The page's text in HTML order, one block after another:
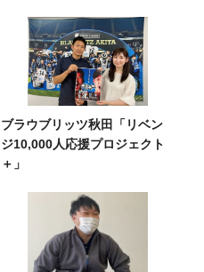
ブラウブリッツ秋田「リベン
ジ10,000人応援プロジェクト
＋」